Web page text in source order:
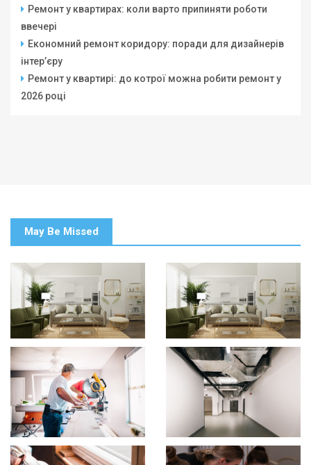
Ремонт у квартирах: коли варто припиняти роботи
ввечері
Економний ремонт коридору: поради для дизайнерів
інтер’єру
Ремонт у квартирі: до котрої можна робити ремонт у
2026 році
May Be Missed